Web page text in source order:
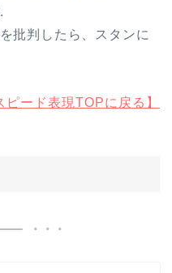
批判したら、スタンに
ピード表現TOPに戻る】